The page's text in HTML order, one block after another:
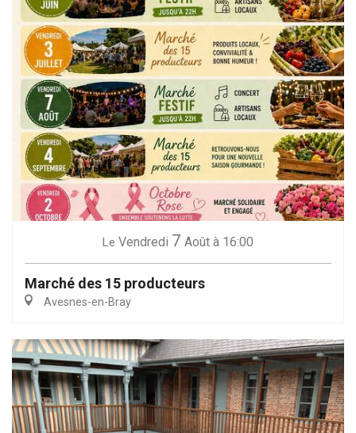
Le Vendredi 7 Août à 16:00
Marché des 15 producteurs
Avesnes-en-Bray